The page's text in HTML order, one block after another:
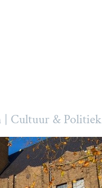
| Cultuur & Politiek